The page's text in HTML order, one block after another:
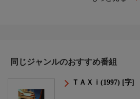
同じジャンルのおすすめ番組
ＴＡＸｉ(1997) [字]